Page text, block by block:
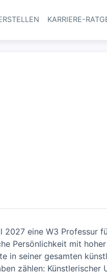
Haupt-
KARRIERE-
eine W3 Professur
Persönlichkeit mit
in seiner gesamten
zählen: Künstlerischer